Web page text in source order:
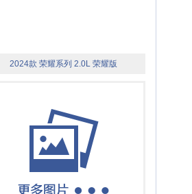
2024款 荣耀系列 2.0L 荣耀版